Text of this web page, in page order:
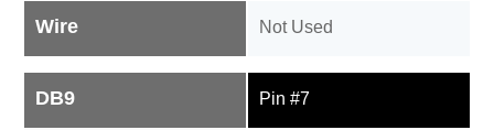
Wire Not Used
DB9 Pin #7